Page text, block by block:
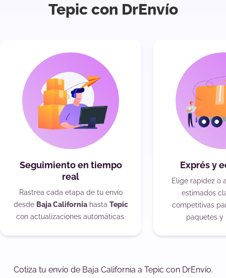
Tepic con DrEnvío
Seguimiento en tiempo
real
Rastrea cada etapa de tu envío
desde Baja Californiahasta Tepic
con actualizaciones automáticas.
Exprés y
Elige rapidez o
estimados
competitivas
paquetes y
Cotiza tu envío de Baja California a Tepic con DrEnvío.